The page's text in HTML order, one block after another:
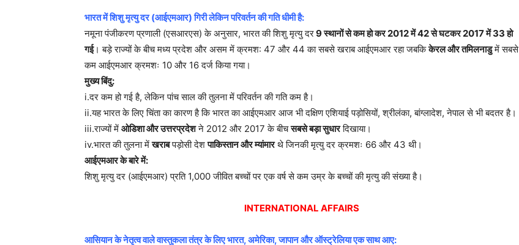
भारत में शिशु मृत्यु दर (आईएमआर) गिरी लेकिन परिवर्तन की गति धीमी है:
नमूना पंजीकरण प्रणाली (एसआरएस) के अनुसार, भारत की शिशु मृत्यु दर9 स्थानों से कम हो कर 2012 में 42 से घटकर 2017 में 33 हो
गई। बड़े राज्यों के बीच मध्य प्रदेश और असम में क्रमश: 47 और 44 का सबसे खराब आईएमआर रहा जबकिकेरल और तमिलनाडुमें सबसे
कम आईएमआर क्रमशः 10 और 16 दर्ज किया गया।
मुख्य बिंदु:
i.दर कम हो गई है, लेकिन पांच साल की तुलना में परिवर्तन की गति कम है।
ii.यह भारत के लिए चिंता का कारण है कि भारत का आईएमआर आज भी दक्षिण एशियाई पड़ोसियों, श्रीलंका, बांग्लादेश, नेपाल से भी बदतर है।
iii.राज्यों में ओडिशा और उत्तरप्रदेशने 2012 और 2017 के बीचसबसे बड़ा सुधारदिखाया।
iv.भारत की तुलना मेंखराबपड़ोसी देशपाकिस्तान और म्यांमारथे जिनकी मृत्यु दर क्रमशः 66 और 43 थी।
आईएमआर के बारे में:
शिशु मृत्यु दर (आईएमआर) प्रति 1,000 जीवित बच्चों पर एक वर्ष से कम उम्र के बच्चों की मृत्यु की संख्या है।
INTERNATIONAL AFFAIRS
आसियान के नेतृत्व वाले वास्तुकला तंत्र के लिए भारत, अमेरिका, जापान और ऑस्ट्रेलिया एक साथ आए: